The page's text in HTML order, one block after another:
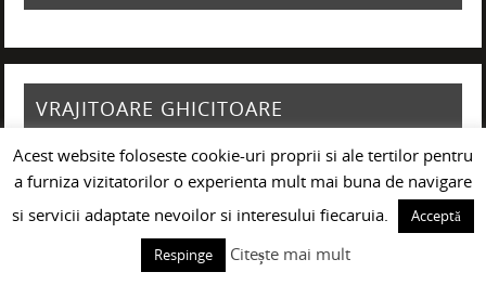
VRAJITOARE GHICITOARE
CLARVAZATOARE TAMADUITOARE IASI
VRAJITOARE GHICITOARE
Acest website foloseste cookie-uri proprii si ale tertilor pentru
a furniza vizitatorilor o experienta mult mai buna de navigare
si servicii adaptate nevoilor si interesului fiecaruia.
Acceptă
Respinge
Citește mai mult